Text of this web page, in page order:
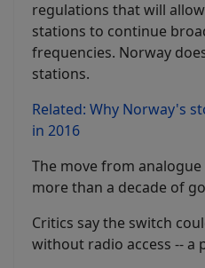
regulations that will
stations to continue
frequencies. Norway
stations.
Related: Why Norway's
in 2016
The move from
more than a decade of
Critics say the switch
without radio access -- a